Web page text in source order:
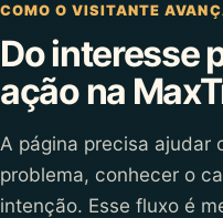
COMO O VISITANTE
Do interesse
ação na
A página precisa ajudar
problema, conhecer o
intenção. Esse fluxo é